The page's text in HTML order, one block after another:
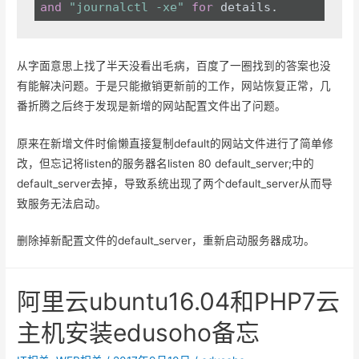
and
"journalctl -xe" for details.
从字面意思上找了半天没看出毛病，百度了一圈找到的答案也没
有能解决问题。于是只能撤销更新前的工作，网站恢复正常，几
番折腾之后终于发现是新增的网站配置文件出了问题。
原来在新增文件时偷懒直接复制default的网站文件进行了简单修
改，但忘记将listen的服务器名listen 80 default_server;中的
default_server去掉，导致系统出现了两个default_server从而导
致服务无法启动。
删除掉新配置文件的default_server，重新启动服务器成功。
阿里云ubuntu16.04和PHP7云
主机安装edusoho备忘